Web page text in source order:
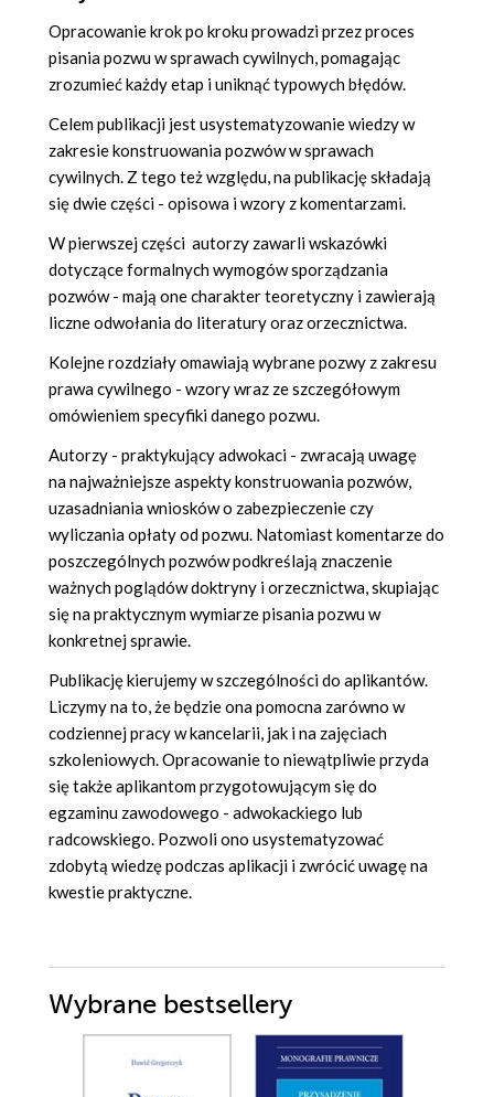
Opracowanie krok po kroku prowadzi przez proces
pisania pozwu w sprawach cywilnych, pomagając
zrozumieć każdy etap i uniknąć typowych błędów.
Celem publikacji jest usystematyzowanie wiedzy w
zakresie konstruowania pozwów w sprawach
cywilnych. Z tego też względu, na publikację składają
się dwie części - opisowa i wzory z komentarzami.
W pierwszej części autorzy zawarli wskazówki
dotyczące formalnych wymogów sporządzania
pozwów - mają one charakter teoretyczny i zawierają
liczne odwołania do literatury oraz orzecznictwa.
Kolejne rozdziały omawiają wybrane pozwy z zakresu
prawa cywilnego - wzory wraz ze szczegółowym
omówieniem specyfiki danego pozwu.
Autorzy - praktykujący adwokaci - zwracają uwagę
na najważniejsze aspekty konstruowania pozwów,
uzasadniania wniosków o zabezpieczenie czy
wyliczania opłaty od pozwu. Natomiast komentarze do
poszczególnych pozwów podkreślają znaczenie
ważnych poglądów doktryny i orzecznictwa, skupiając
się na praktycznym wymiarze pisania pozwu w
konkretnej sprawie.
Publikację kierujemy w szczególności do aplikantów.
Liczymy na to, że będzie ona pomocna zarówno w
codziennej pracy w kancelarii, jak i na zajęciach
szkoleniowych. Opracowanie to niewątpliwie przyda
się także aplikantom przygotowującym się do
egzaminu zawodowego - adwokackiego lub
radcowskiego. Pozwoli ono usystematyzować
zdobytą wiedzę podczas aplikacji i zwrócić uwagę na
kwestie praktyczne.
Wybrane bestsellery